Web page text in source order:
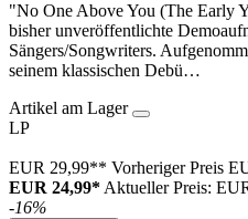
"No One Above You (The Early
bisher unveröffentlichte
Sängers/Songwriters.
seinem klassischen Debü…
Artikel am Lager
LP
EUR 29,99** Vorheriger Preis
EUR 24,99* Aktueller Preis:
-16%